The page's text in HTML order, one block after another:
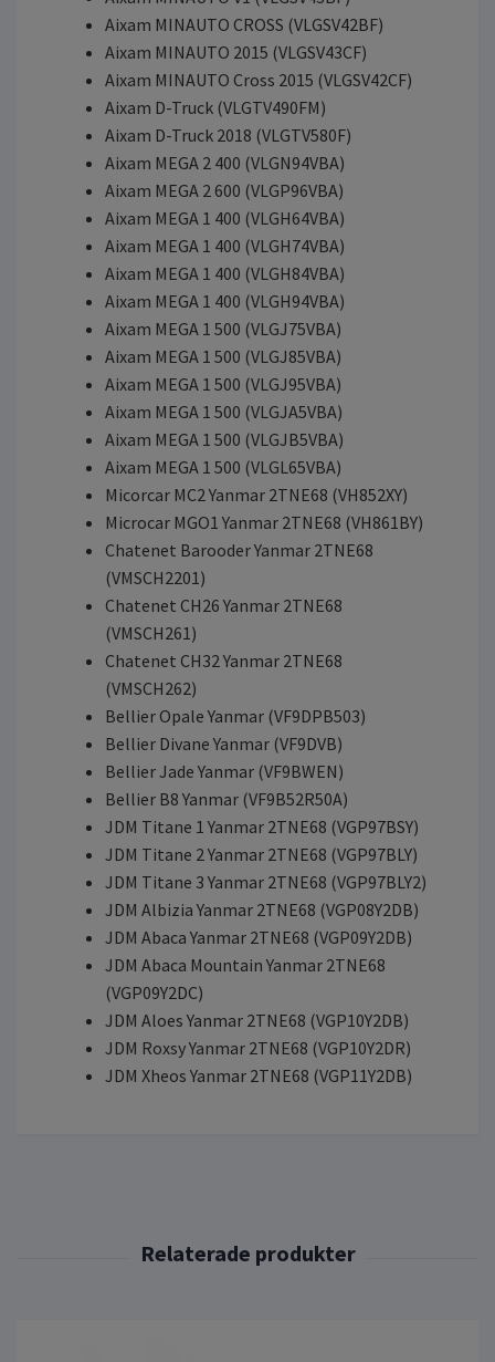
Aixam MINAUTO CROSS (VLGSV42BF)
Aixam MINAUTO 2015 (VLGSV43CF)
Aixam MINAUTO Cross 2015 (VLGSV42CF)
Aixam D-Truck (VLGTV490FM)
Aixam D-Truck 2018 (VLGTV580F)
Aixam MEGA 2 400 (VLGN94VBA)
Aixam MEGA 2 600 (VLGP96VBA)
Aixam MEGA 1 400 (VLGH64VBA)
Aixam MEGA 1 400 (VLGH74VBA)
Aixam MEGA 1 400 (VLGH84VBA)
Aixam MEGA 1 400 (VLGH94VBA)
Aixam MEGA 1 500 (VLGJ75VBA)
Aixam MEGA 1 500 (VLGJ85VBA)
Aixam MEGA 1 500 (VLGJ95VBA)
Aixam MEGA 1 500 (VLGJA5VBA)
Aixam MEGA 1 500 (VLGJB5VBA)
Aixam MEGA 1 500 (VLGL65VBA)
Micorcar MC2 Yanmar 2TNE68 (VH852XY)
Microcar MGO1 Yanmar 2TNE68 (VH861BY)
Chatenet Barooder Yanmar 2TNE68
(VMSCH2201)
Chatenet CH26 Yanmar 2TNE68
(VMSCH261)
Chatenet CH32 Yanmar 2TNE68
(VMSCH262)
Bellier Opale Yanmar (VF9DPB503)
Bellier Divane Yanmar (VF9DVB)
Bellier Jade Yanmar (VF9BWEN)
Bellier B8 Yanmar (VF9B52R50A)
JDM Titane 1 Yanmar 2TNE68 (VGP97BSY)
JDM Titane 2 Yanmar 2TNE68 (VGP97BLY)
JDM Titane 3 Yanmar 2TNE68 (VGP97BLY2)
JDM Albizia Yanmar 2TNE68 (VGP08Y2DB)
JDM Abaca Yanmar 2TNE68 (VGP09Y2DB)
JDM Abaca Mountain Yanmar 2TNE68
(VGP09Y2DC)
JDM Aloes Yanmar 2TNE68 (VGP10Y2DB)
JDM Roxsy Yanmar 2TNE68 (VGP10Y2DR)
JDM Xheos Yanmar 2TNE68 (VGP11Y2DB)